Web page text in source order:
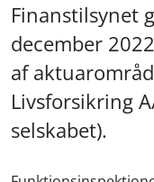
Finanstilsynet
december
af
Livsforsikring
selskabet).